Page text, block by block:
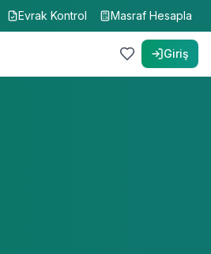
Evrak Kontrol Masraf Hesapla
Giriş